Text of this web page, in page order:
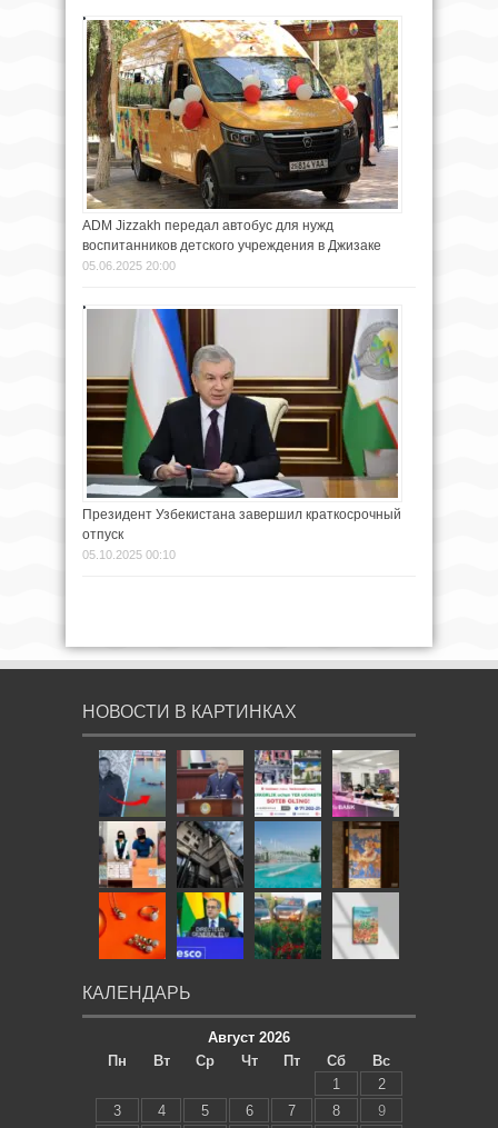
ADM Jizzakh передал автобус для нужд
воспитанников детского учреждения в Джизаке
05.06.2025 20:00
Президент Узбекистана завершил краткосрочный
отпуск
05.10.2025 00:10
НОВОСТИ В КАРТИНКАХ
КАЛЕНДАРЬ
Август 2026
Пн
Вт Ср Чт Пт Сб
Вс
1
2
3
4 5 6 7 8
9